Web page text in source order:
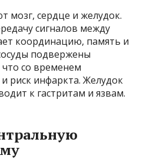
мозг, сердце и желудок.
сигналов между
координацию, память и
подвержены
со временем
риск инфаркта. Желудок
к гастритам и язвам.